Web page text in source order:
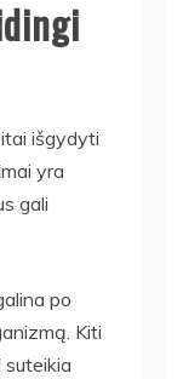
išgydyti
yra
gali
po
Kiti
suteikia